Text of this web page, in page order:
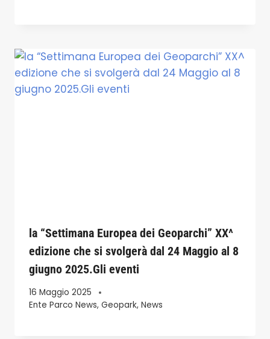
la “Settimana Europea dei Geoparchi” XX^
edizione che si svolgerà dal 24 Maggio al 8
giugno 2025.Gli eventi
16 Maggio 2025
Ente Parco News, Geopark, News